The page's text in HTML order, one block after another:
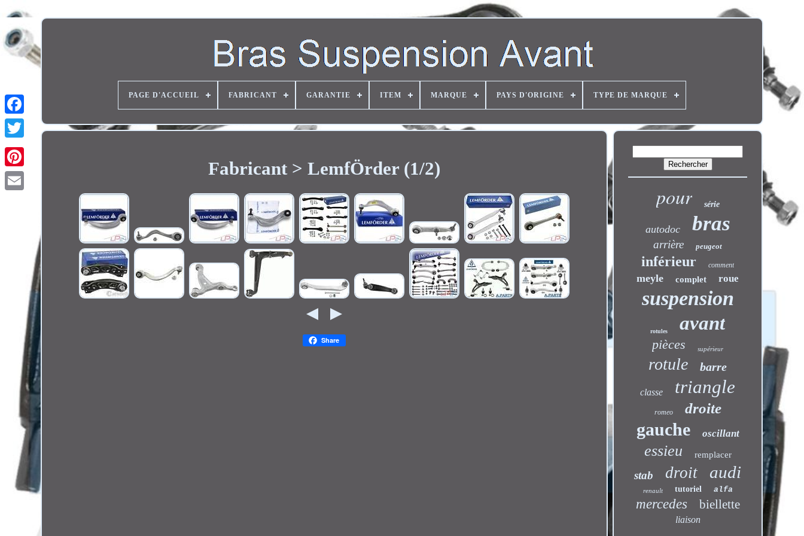
Twitter
PAGE D'ACCUEIL FABRICANT GARANTIE ITEM MARQUE PAYS D'ORIGINE TYPE DE MARQUE
Fabricant > LemfÖrder (1/2)
Share
pour série
autodoc bras
arrière peugeot
inférieur comment
meyle complet roue
suspension
rotules avant
pièces supérieur
rotule barre
classe triangle
romeo droite
gauche oscillant
essieu remplacer
stab droit audi
renault tutoriel alfa
mercedes biellette
liaison